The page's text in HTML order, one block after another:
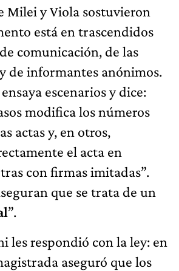
Milei y Viola sostuvieron
está en trascendidos
comunicación, de las
de informantes anónimos.
escenarios y dice:
modifica los números
actas y, en otros,
el acta en
con firmas imitadas”.
que se trata de un
”.
les respondió con la ley: en
aseguró que los